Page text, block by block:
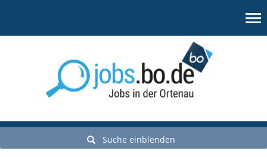
Suche einblenden